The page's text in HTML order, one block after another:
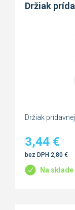
Držiak
Držiak prídavnej
3,44 €
bez DPH 2,80 €
Na sklade